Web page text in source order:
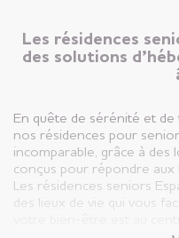
Les résidences
des solutions
En quête de sérénité et de
nos résidences pour
incomparable, grâce à des
conçus pour répondre aux
Les résidences seniors
des lieux de vie qui vous